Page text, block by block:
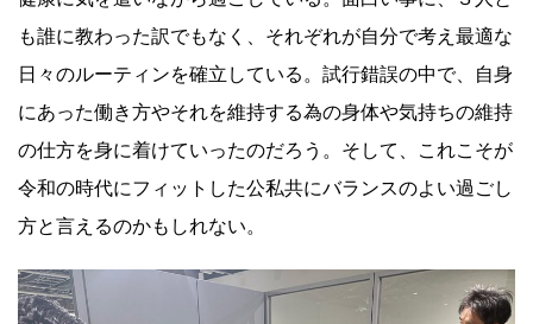
も誰に教わった訳でもなく、それぞれが自分で考え最適な
日々のルーティンを確立している。試行錯誤の中で、自身
にあった働き方やそれを維持する為の身体や気持ちの維持
の仕方を身に着けていったのだろう。そして、これこそが
令和の時代にフィットした公私共にバランスのよい過ごし
方と言えるのかもしれない。